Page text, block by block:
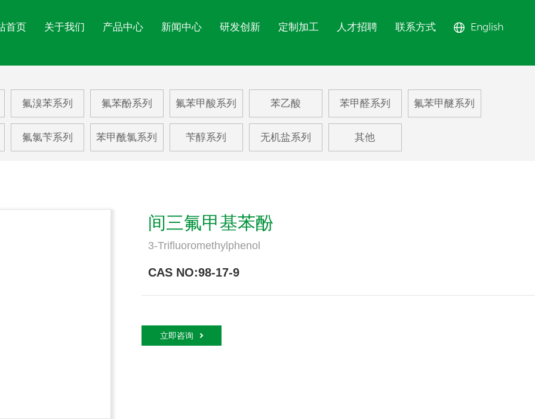
首页 关于我们 产品中心 新闻中心 研发创新 定制加工 人才招聘 联系方式 English
公司文化
EHS体系
公司简介
企业展示
资质荣誉
氟苯甲醚系列
氟甲苯系列
三氟甲苯系列
氟苯酚系列
氟苯甲酸系列
苯乙酸
氟苯系列
氟苯胺系列
氟硝基苯系列
公司新闻
行业动态
氟溴苯系列 氟苯酚系列 氟苯甲酸系列 苯乙酸 苯甲醛系列 氟苯甲醚系列
氟氯苄系列 苯甲酰氯系列 苄醇系列 无机盐系列 其他
间三氟甲基苯酚
3-Trifluoromethylphenol
CAS NO:98-17-9
立即咨询